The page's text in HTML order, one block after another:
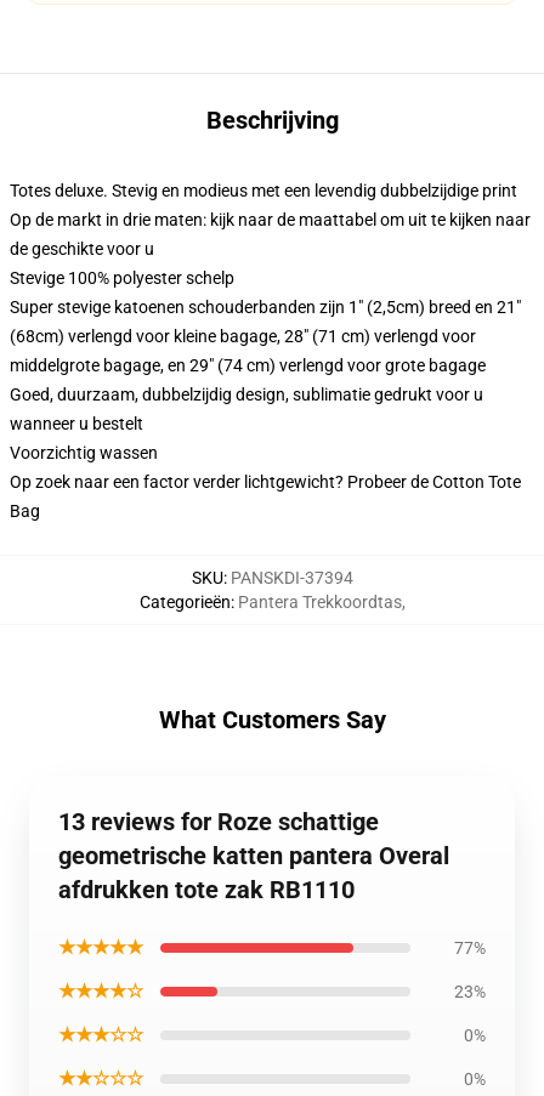
Beschrijving
Totes deluxe. Stevig en modieus met een levendig dubbelzijdige print
Op de markt in drie maten: kijk naar de maattabel om uit te kijken naar
de geschikte voor u
Stevige 100% polyester schelp
Super stevige katoenen schouderbanden zijn 1" (2,5cm) breed en 21"
(68cm) verlengd voor kleine bagage, 28" (71 cm) verlengd voor
middelgrote bagage, en 29" (74 cm) verlengd voor grote bagage
Goed, duurzaam, dubbelzijdig design, sublimatie gedrukt voor u
wanneer u bestelt
Voorzichtig wassen
Op zoek naar een factor verder lichtgewicht? Probeer de Cotton Tote
Bag
SKU: PANSKDI-37394
Categorieën: Pantera Trekkoordtas,
What Customers Say
13 reviews for Roze schattige
geometrische katten pantera Overal
afdrukken tote zak RB1110
★★★★★ 77%
★★★★☆ 23%
★★★☆☆ 0%
★★☆☆☆ 0%